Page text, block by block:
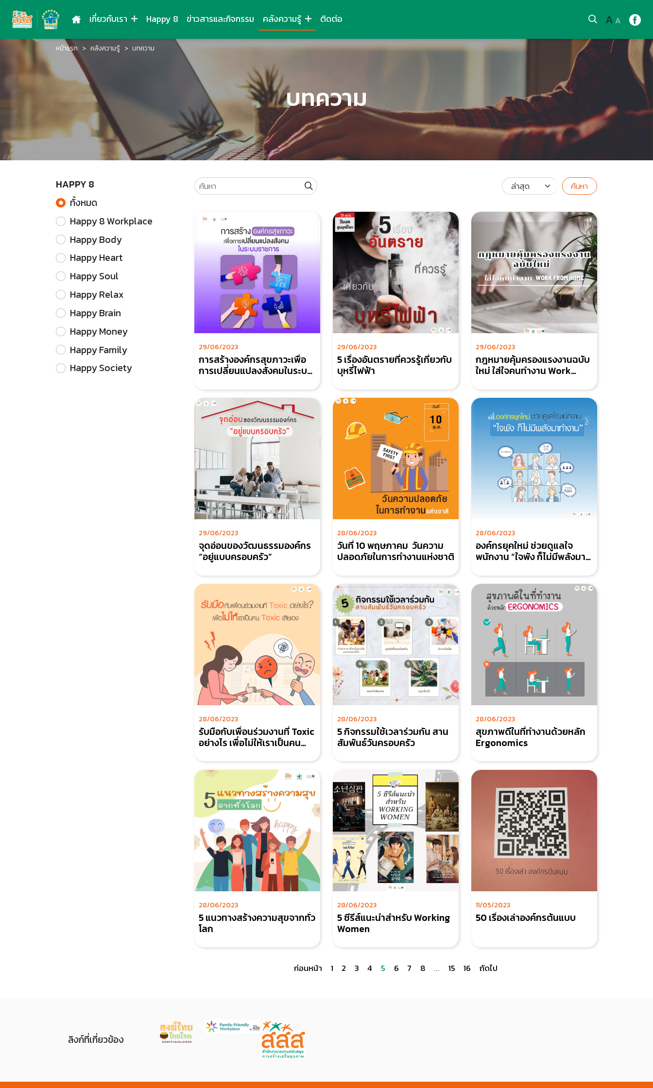
เกี่ยวกับเรา Happy 8 ข่าวสารและกิจกรรม คลังความรู้ ติดต่อ A A
หน้าแรก คลังความรู้ บทความ
บทความ
HAPPY 8
ทั้งหมด
Happy 8 Workplace
Happy Body
Happy Heart
Happy Soul
Happy Relax
Happy Brain
Happy Money
Happy Family
Happy Society
ค้นหา
29/06/2023
การสร้างองค์กรสุขภาวะเพื่อ
การเปลี่ยนแปลงสังคมในระบบ
29/06/2023
5 เรื่องอันตรายที่ควรรู้เกี่ยวกับ
บุหรี่ไฟฟ้า
29/06/2023
กฎหมายคุ้มครองแรงงานฉบับ
ใหม่ ใส่ใจคนทำงาน Work
29/06/2023
จุดอ่อนของวัฒนธรรมองค์กร
“อยู่แบบครอบครัว”
28/06/2023
วันที่ 10 พฤษภาคม วันความ
ปลอดภัยในการทำงานแห่งชาติ
28/06/2023
องค์กรยุคใหม่ ช่วยดูแลใจ
พนักงาน “ใจพัง ก็ไม่มีพลังมา
28/06/2023
รับมือกับเพื่อนร่วมงานที่ Toxic
อย่างไร เพื่อไม่ให้เราเป็นคน
28/06/2023
5 กิจกรรมใช้เวลาร่วมกัน สาน
สัมพันธ์วันครอบครัว
28/06/2023
สุขภาพดีในที่ทำงานด้วยหลัก
Ergonomics
28/06/2023
5 แนวทางสร้างความสุขจากทั่ว
โลก
28/06/2023
5 ซีรีส์แนะนำสำหรับ Working
Women
11/05/2023
50 เรื่องเล่าองค์กรต้นแบบ
ก่อนหน้า 1 2 3 4 5 6 7 8 ... 15 16 ถัดไป
ลิงก์ที่เกี่ยวข้อง